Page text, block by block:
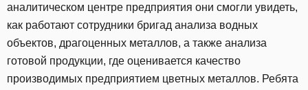
аналитическом центре предприятия они смогли увидеть,
как работают сотрудники бригад анализа водных
объектов, драгоценных металлов, а также анализа
готовой продукции, где оценивается качество
производимых предприятием цветных металлов. Ребята